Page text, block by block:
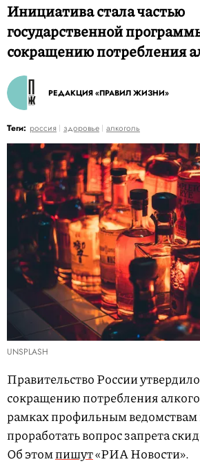
Инициатива стала частью
государственной
сокращению потребления
РЕДАКЦИЯ «ПРАВИЛ ЖИЗНИ»
Теги: россия здоровье алкоголь
UNSPLASH
Правительство России
сокращению потребления
рамках профильным
проработать вопрос запрета
Об этомпишут«РИА Новости».